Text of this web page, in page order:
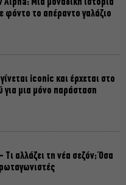
φόντο το απέραντο γαλάζιο
iconic και έρχεται στο
για μια μόνο παράσταση
αλλάζει τη νέα σεζόν; Όσα